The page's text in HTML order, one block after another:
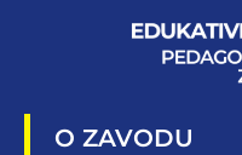
O ZAVODU